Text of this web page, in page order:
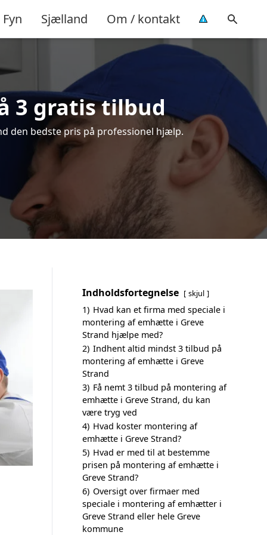
Fyn Sjælland Om / kontakt
3 gratis tilbud
den bedste pris på professionel hjælp.
Indholdsfortegnelse skjul
1) Hvad kan et firma med speciale i
montering af emhætte i Greve
Strand hjælpe med?
2) Indhent altid mindst 3 tilbud på
montering af emhætte i Greve
Strand
3) Få nemt 3 tilbud på montering af
emhætte i Greve Strand, du kan
være tryg ved
4) Hvad koster montering af
emhætte i Greve Strand?
5) Hvad er med til at bestemme
prisen på montering af emhætte i
Greve Strand?
6) Oversigt over firmaer med
speciale i montering af emhætter i
Greve Strand eller hele Greve
kommune